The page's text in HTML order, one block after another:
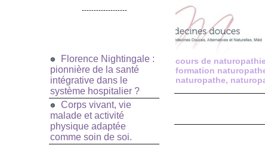
-------------------
Florence Nightingale :
pionnière de la santé
intégrative dans le
système hospitalier ?
Corps vivant, vie
malade et activité
physique adaptée
comme soin de soi.
cours de naturopathie
formation
naturopathe,